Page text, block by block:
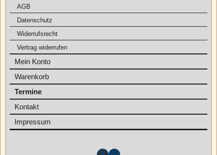
AGB
Datenschutz
Widerrufsrecht
Vertrag widerrufen
Mein Konto
Warenkorb
Termine
Kontakt
Impressum